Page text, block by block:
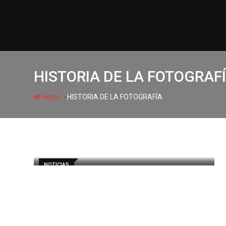
HISTORIA DE LA
Home - HISTORIA DE LA FOTOGRAFÍA
NOTICIAS